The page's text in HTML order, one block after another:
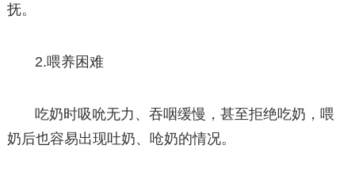
抚。
2.喂养困难
吃奶时吸吮无力、吞咽缓慢，甚至拒绝吃奶，喂
奶后也容易出现吐奶、呛奶的情况。